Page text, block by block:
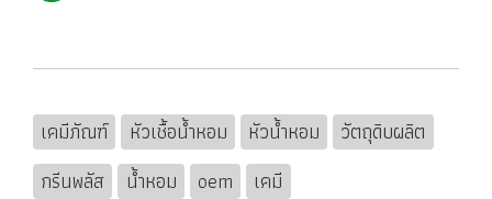
เคมีภัณฑ์ หัวเชื้อน้ำหอม หัวน้ำหอม
วัตถุดิบผลิต
กรีนพลัส
น้ำหอม oem เคมี